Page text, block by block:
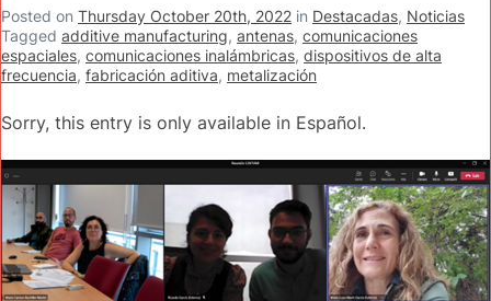
Posted on Thursday October 20th, 2022 in Destacadas, Noticias
Tagged additive manufacturing, antenas, comunicaciones
espaciales, comunicaciones inalámbricas, dispositivos de alta
frecuencia, fabricación aditiva, metalización
Sorry, this entry is only available in Español.